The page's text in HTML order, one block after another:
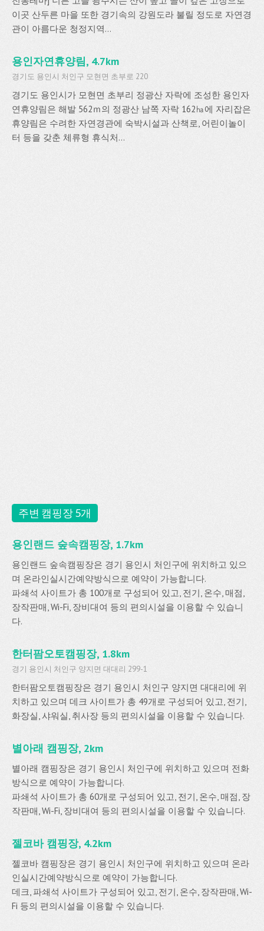
이곳 산두른 마을 또한 경기속의 강원도라 불릴 정도로 자연경
관이 아름다운 청정지역...
용인자연휴양림, 4.7km
경기도 용인시 처인구 모현면 초부로 220
경기도 용인시가 모현면 초부리 정광산 자락에 조성한 용인자
연휴양림은 해발 562ｍ의 정광산 남쪽 자락 162㏊에 자리잡은
휴양림은 수려한 자연경관에 숙박시설과 산책로, 어린이놀이
터 등을 갖춘 체류형 휴식처...
주변 캠핑장 5개
용인랜드 숲속캠핑장, 1.7km
용인랜드 숲속캠핑장은 경기 용인시 처인구에 위치하고 있으
며 온라인실시간예약방식으로 예약이 가능합니다.
파쇄석 사이트가 총 100개로 구성되어 있고, 전기, 온수, 매점,
장작판매, Wi-Fi, 장비대여 등의 편의시설을 이용할 수 있습니
다.
한터팜오토캠핑장, 1.8km
경기 용인시 처인구 양지면 대대리 299-1
한터팜오토캠핑장은 경기 용인시 처인구 양지면 대대리에 위
치하고 있으며 데크 사이트가 총 49개로 구성되어 있고, 전기,
화장실, 샤워실, 취사장 등의 편의시설을 이용할 수 있습니다.
별아래 캠핑장, 2km
별아래 캠핑장은 경기 용인시 처인구에 위치하고 있으며 전화
방식으로 예약이 가능합니다.
파쇄석 사이트가 총 60개로 구성되어 있고, 전기, 온수, 매점, 장
작판매, Wi-Fi, 장비대여 등의 편의시설을 이용할 수 있습니다.
젤코바 캠핑장, 4.2km
젤코바 캠핑장은 경기 용인시 처인구에 위치하고 있으며 온라
인실시간예약방식으로 예약이 가능합니다.
데크, 파쇄석 사이트가 구성되어 있고, 전기, 온수, 장작판매, Wi-
Fi 등의 편의시설을 이용할 수 있습니다.